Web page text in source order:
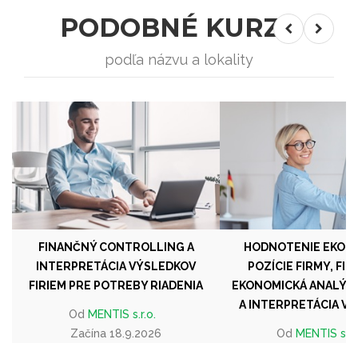
PODOBNÉ KURZY
podľa názvu a lokality
FINANČNÝ CONTROLLING A
INTERPRETÁCIA VÝSLEDKOV
FIRIEM PRE POTREBY RIADENIA
Od MENTIS s.r.o.
Začína 18.9.2026
HODNOTENIE
POZÍCIE FIRMY,
EKONOMICKÁ
A INTERPRETÁCIA
Od MENTIS